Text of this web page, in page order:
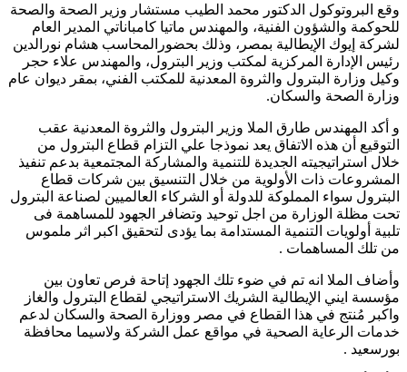
وقع البروتوكول الدكتور محمد الطيب مستشار وزير الصحة والصحة
للحوكمة والشؤون الفنية، والمهندس ماتيا كامباناتي المدير العام
لشركة إيوك الإيطالية بمصر، وذلك بحضورالمحاسب هشام نورالدين
رئيس الإدارة المركزية لمكتب وزير البترول، والمهندس علاء حجر
وكيل وزارة البترول والثروة المعدنية للمكتب الفني، بمقر ديوان عام
وزارة الصحة والسكان.
و أكد المهندس طارق الملا وزير البترول والثروة المعدنية عقب
التوقيع أن هذه الاتفاق يعد نموذجا علي التزام قطاع البترول من
خلال استراتيجيته الجديدة للتنمية والمشاركة المجتمعية بدعم تنفيذ
المشروعات ذات الأولوية من خلال التنسيق بين شركات قطاع
البترول سواء المملوكة للدولة أو الشركاء العالميين لصناعة البترول
تحت مظلة الوزارة من اجل توحيد وتضافر الجهود للمساهمة فى
تلبية أولويات التنمية المستدامة بما يؤدى لتحقيق اكبر اثر ملموس
من تلك المساهمات .
وأضاف الملا انه تم في ضوء تلك الجهود إتاحة فرص تعاون بين
مؤسسة ايني الإيطالية الشريك الاستراتيجي لقطاع البترول والغاز
واكبر مُنتج في هذا القطاع في مصر ووزارة الصحة والسكان لدعم
خدمات الرعاية الصحية في مواقع عمل الشركة ولاسيما محافظة
بورسعيد .